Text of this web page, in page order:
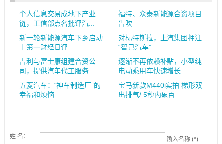
个人信息交易成地下产业
链，工信部点名批评汽...
福特、众泰新能源合资项目
告吹
新一轮新能源汽车下乡启动
｜第一财经日评
对标特斯拉，上汽集团押注
“智己汽车”
吉利与富士康组建合资公
司，提供汽车代工服务
逐渐不再依赖补贴，小型纯
电动乘用车快速增长
五菱汽车：“神车制造厂”的
幸福和烦恼
宝马新款M440i实拍 梯形双
出排气/ 5秒内破百
姓 名： 输入名称 (*)